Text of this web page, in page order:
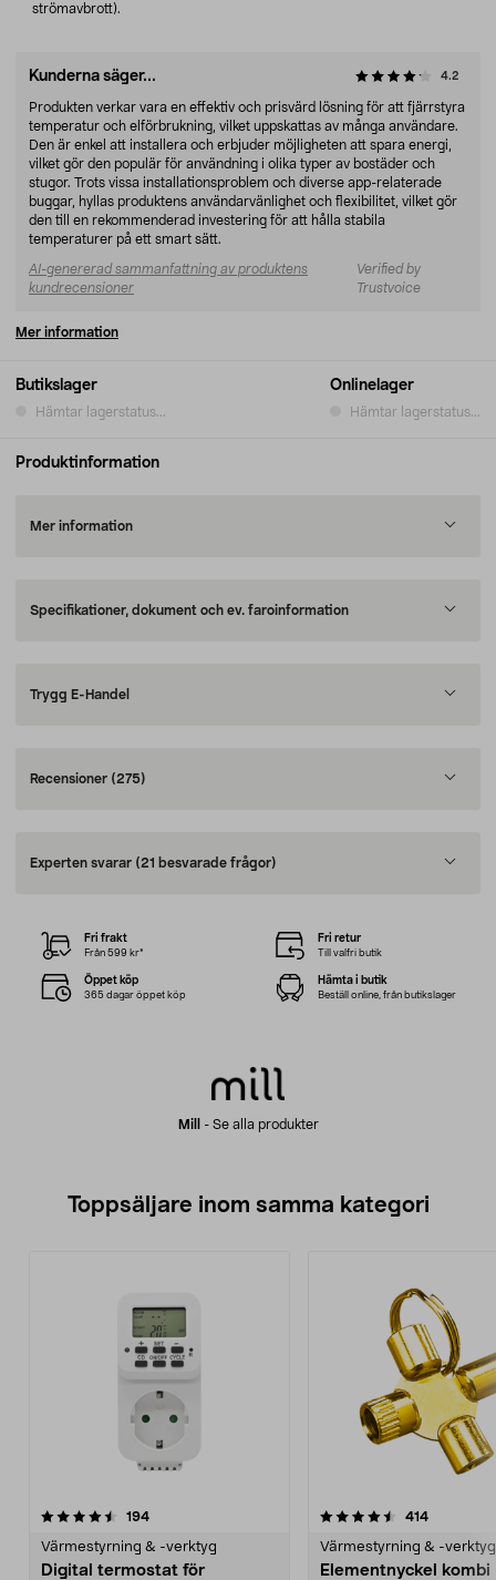
Butikslager
Hämtar lagerstatus...
Onlinelager
Hämtar lagerstatus...
strömavbrott).
Kunderna säger... 4.2
Produkten verkar vara en effektiv och prisvärd lösning för att fjärrstyra
temperatur och elförbrukning, vilket uppskattas av många användare.
Den är enkel att installera och erbjuder möjligheten att spara energi,
vilket gör den populär för användning i olika typer av bostäder och
stugor. Trots vissa installationsproblem och diverse app-relaterade
buggar, hyllas produktens användarvänlighet och flexibilitet, vilket gör
den till en rekommenderad investering för att hålla stabila
temperaturer på ett smart sätt.
AI-genererad sammanfattning av produktens
kundrecensioner
Verified by
Trustvoice
Mer information
Produktinformation
Mer information
Specifikationer, dokument och ev. faroinformation
Trygg E-Handel
Recensioner (275)
Experten svarar (21 besvarade frågor)
Mill - Se alla produkter
Fri frakt
Från 599 kr*
Fri retur
Till valfri butik
Öppet köp
365 dagar öppet köp
Hämta i butik
Beställ online, från butikslager
Toppsäljare inom samma kategori
194recensioner
Värmestyrning & -verktyg
Digital termostat för
4.5 av 5 stjärnor 414
Värmestyrning & -verktyg
Elementnyckel kombi
4.5 av 5 stjärnor